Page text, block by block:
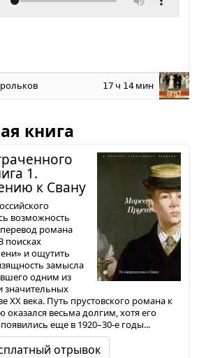
17 ч 14 мин
книга
1.
к Свану
возможность
романа
поисках
и ощутить
замысла
одним из
значительных
XX века. Путь прустовского романа к
оказался весьма долгим, хотя его
еще в 1920–30-е годы...
отрывок